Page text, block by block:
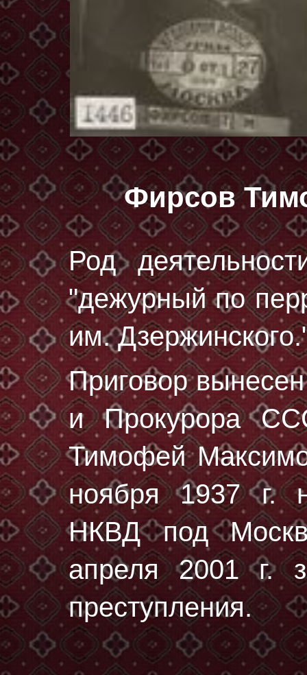
Фирсов
Род
"дежурный по
им.
Приговор
и Прокурора
Тимофей
ноября 1937 г.
НКВД под
апреля 2001 г.
преступления.